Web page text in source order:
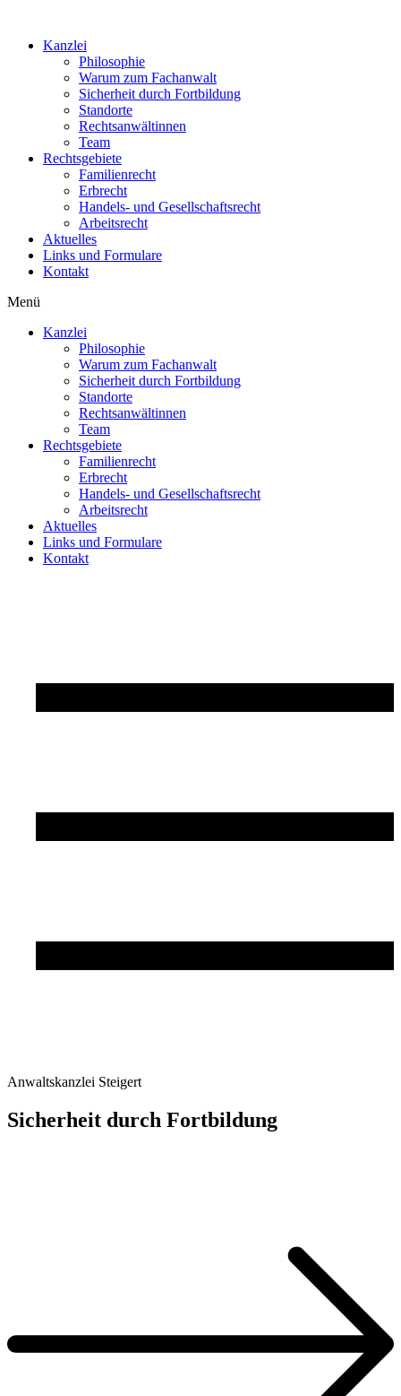
Kanzlei
Philosophie
Warum zum Fachanwalt
Sicherheit durch Fortbildung
Standorte
Rechtsanwältinnen
Team
Rechtsgebiete
Familienrecht
Erbrecht
Handels- und Gesellschaftsrecht
Arbeitsrecht
Aktuelles
Links und Formulare
Kontakt
Menü
Kanzlei
Philosophie
Warum zum Fachanwalt
Sicherheit durch Fortbildung
Standorte
Rechtsanwältinnen
Team
Rechtsgebiete
Familienrecht
Erbrecht
Handels- und Gesellschaftsrecht
Arbeitsrecht
Aktuelles
Links und Formulare
Kontakt
Anwalt­skan­zlei Steigert
Sicherheit durch Fortbildung